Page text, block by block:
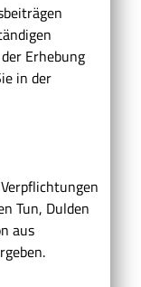
Erhebung
in der
Tun, Dulden
aus